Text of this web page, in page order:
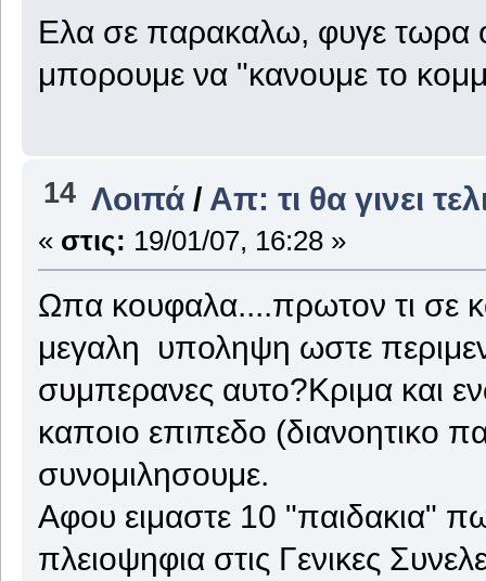
Ελα σε παρακαλω, φυγε τωρα
μπορουμε να "κανουμε το
14 Λοιπά / Απ: τι θα γινει
« στις: 19/01/07, 16:28 »
Ωπα κουφαλα....πρωτον τι σε
μεγαλη υποληψη ωστε
συμπερανες αυτο?Κριμα και
καποιο επιπεδο (διανοητικο
συνομιλησουμε.
Αφου ειμαστε 10 "παιδακια"
πλειοψηφια στις Γενικες